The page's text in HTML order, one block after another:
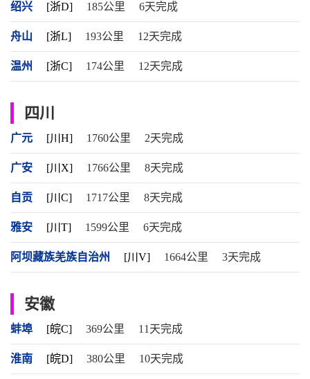
绍兴 [浙D] 185公里 6天完成
舟山 [浙L] 193公里 12天完成
温州 [浙C] 174公里 12天完成
四川
广元 [川H] 1760公里 2天完成
广安 [川X] 1766公里 8天完成
自贡 [川C] 1717公里 8天完成
雅安 [川T] 1599公里 6天完成
阿坝藏族羌族自治州 [川V] 1664公里 3天完成
安徽
蚌埠 [皖C] 369公里 11天完成
淮南 [皖D] 380公里 10天完成